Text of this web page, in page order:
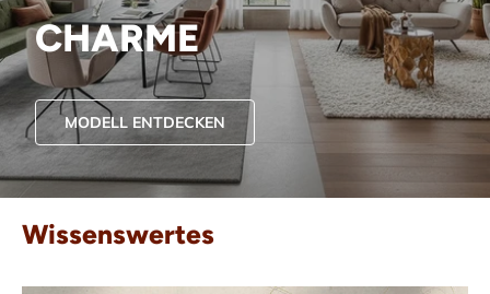
CHARME
MODELL ENTDECKEN
Wissenswertes